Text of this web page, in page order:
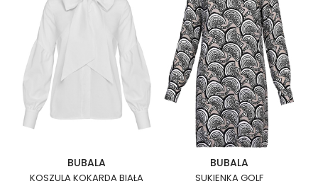
BUBALA
KOSZULA KOKARDA BIAŁA
BUBALA
SUKIENKA GOLF